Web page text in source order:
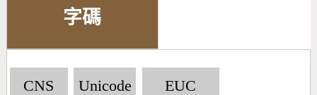
字碼
CNS Unicode EUC